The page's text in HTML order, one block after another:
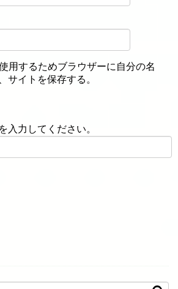
用するためブラウザーに自分の名
サイトを保存する。
入力してください。